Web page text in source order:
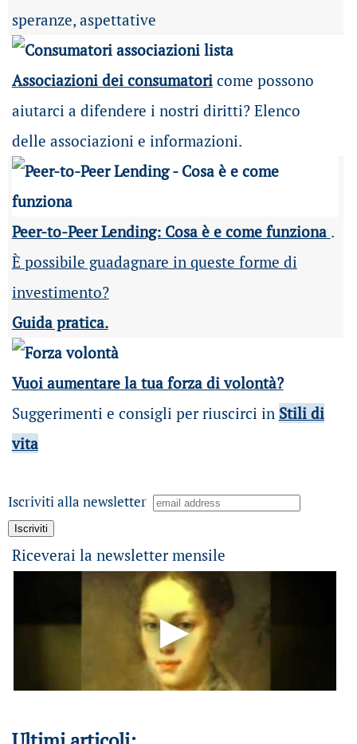
speranze, aspettative
Associazioni dei consumatoricome possono
aiutarci a difendere i nostri diritti? Elenco
delle associazioni e informazioni.
Peer-to-Peer Lending: Cosa è e come funziona .
È possibile guadagnare in queste forme di
investimento?
Guida pratica.
Vuoi aumentare la tua forza di volontà?
Suggerimenti e consigli per riuscirci in Stili di
vita
Iscriviti alla newsletter
Riceverai la newsletter mensile